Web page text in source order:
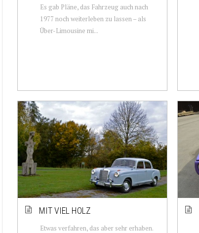
Es gab Pläne, das Fahrzeug auch nach
1977 noch weiterleben zu lassen – als
Über-Limousine mi...
MIT VIEL HOLZ
Etwas verfahren, das aber sehr erhaben.